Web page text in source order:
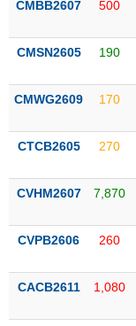
Tâm
thị
trường
CMBB2607 500
CMSN2605 190
CMWG2609 170
CTCB2605 270
CVHM2607 7,870
CVPB2606 260
CACB2611 1,080
DÙNG
THIẾT
YẾU
TIÊU
THIẾT
YẾU